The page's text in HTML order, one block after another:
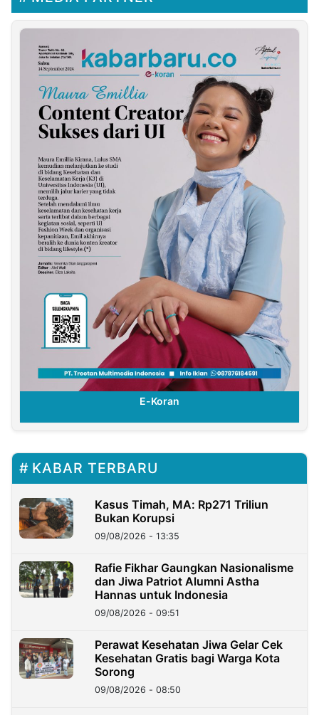
E-Koran
KABAR TERBARU
Kasus Timah, MA: Rp271 Triliun
Bukan Korupsi
09/08/2026 - 13:35
Rafie Fikhar Gaungkan Nasionalisme
dan Jiwa Patriot Alumni Astha
Hannas untuk Indonesia
09/08/2026 - 09:51
Perawat Kesehatan Jiwa Gelar Cek
Kesehatan Gratis bagi Warga Kota
Sorong
09/08/2026 - 08:50